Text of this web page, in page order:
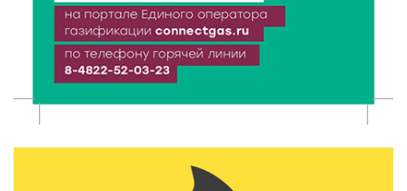
7 Авг 2026 16:32 317
Без прав и лицензий: итоги проверки таксистов в
Твери
7 Авг 2026 16:02 277
рассказ о жизни пчёл